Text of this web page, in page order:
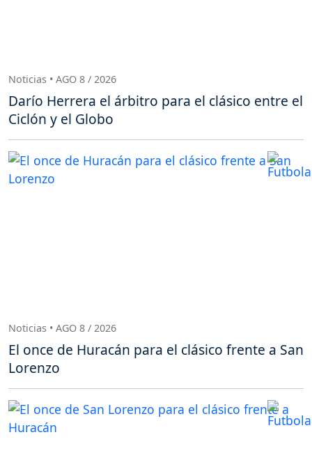
Noticias • AGO 8 / 2026
Darío Herrera el árbitro para el clásico entre el
Ciclón y el Globo
Noticias • AGO 8 / 2026
El once de Huracán para el clásico frente a San
Lorenzo